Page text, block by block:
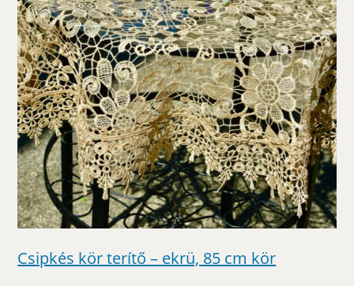
Csipkés kör terítő – ekrü, 85 cm kör